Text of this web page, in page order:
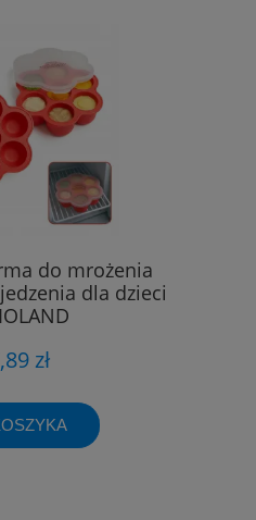
do mrożenia
jedzenia dla dzieci
zł